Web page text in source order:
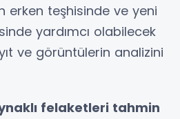
erken teşhisinde ve yeni
yardımcı olabilecek
ve görüntülerin analizini
felaketleri tahmin